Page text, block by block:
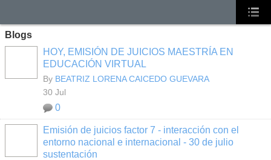
Blogs
HOY, EMISIÓN DE JUICIOS MAESTRÍA EN
EDUCACIÓN VIRTUAL
By BEATRIZ LORENA CAICEDO GUEVARA
30 Jul
0
Emisión de juicios factor 7 - interacción con el
entorno nacional e internacional - 30 de julio
sustentación